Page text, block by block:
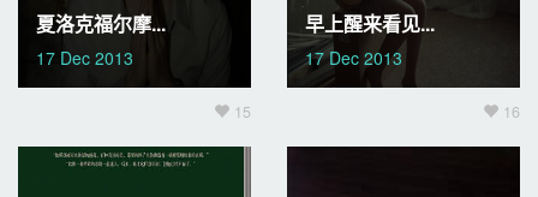
夏洛克福尔摩...
17 Dec 2013
15
早上醒来看见...
17 Dec 2013
16